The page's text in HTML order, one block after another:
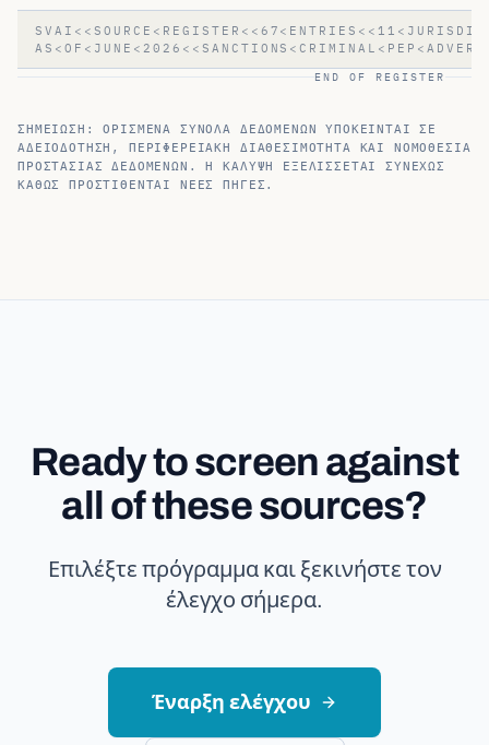
END OF REGISTER
ΣΗΜΕΊΩΣΗ: ΟΡΙΣΜΈΝΑ ΣΎΝΟΛΑ ΔΕΔΟΜΈΝΩΝ ΥΠΌΚΕΙΝΤΑΙ ΣΕ
ΑΔΕΙΟΔΌΤΗΣΗ, ΠΕΡΙΦΕΡΕΙΑΚΉ ΔΙΑΘΕΣΙΜΌΤΗΤΑ ΚΑΙ ΝΟΜΟΘΕΣΊΑ
ΠΡΟΣΤΑΣΊΑΣ ΔΕΔΟΜΈΝΩΝ. Η ΚΆΛΥΨΗ ΕΞΕΛΊΣΣΕΤΑΙ ΣΥΝΕΧΏΣ
ΚΑΘΏΣ ΠΡΟΣΤΊΘΕΝΤΑΙ ΝΈΕΣ ΠΗΓΈΣ.
Ready to screen against
all of these sources?
Επιλέξτε πρόγραμμα και ξεκινήστε τον
έλεγχο σήμερα.
Έναρξη ελέγχου